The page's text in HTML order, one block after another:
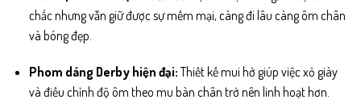
chắc nhưng vẫn giữ được sự mềm mại, càng đi lâu càng ôm chân
và bóng đẹp.
Phom dáng Derby hiện đại:Thiết kế mui hở giúp việc xỏ giày
và điều chỉnh độ ôm theo mu bàn chân trở nên linh hoạt hơn.